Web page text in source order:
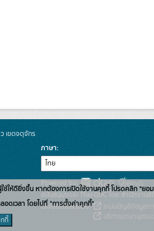
เขตจตุจักร
ภาษา
Powered by:
สนับสนุนระบบ Thai-GDC โดย สำนักงาน
เว็บไซต์ที่เกี่ยวข้อง:
ระบบบัญชีข้อมูลภา
บริการนามานุกรม
ช้ให้ดียิ่งขึ้น หากต้องการเปิดใช้งานคุกกี้ โปรดคลิก "ยอ
ดเวลา โดยไปที่ "การตั้งค่าคุกกี้"
กี้